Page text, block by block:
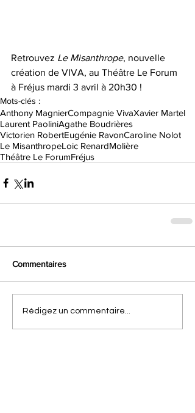
Retrouvez Le Misanthrope, nouvelle
création de VIVA, au Théâtre Le Forum
à Fréjus mardi 3 avril à 20h30 !
Mots-clés :
Anthony MagnierCompagnie VivaXavier Martel
Laurent PaoliniAgathe Boudrières
Victorien RobertEugénie RavonCaroline Nolot
Le MisanthropeLoic RenardMolière
Théâtre Le ForumFréjus
Commentaires
Rédigez un commentaire...